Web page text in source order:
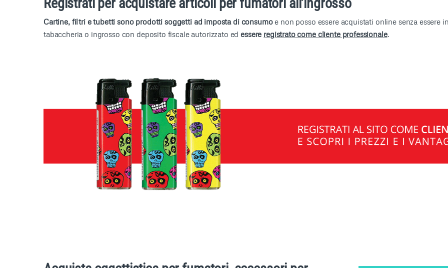
Registrati per acquistare articoli per fumatori all’ingrosso
Cartine, filtri e tubetti sono prodotti soggetti ad imposta di consumo e non posso essere acquistati online senza essere
tabaccheria o ingrosso con deposito fiscale autorizzato ed essere registrato come cliente professionale.